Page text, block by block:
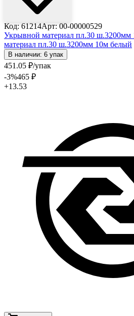
Код: 61214Арт: 00-00000529
Укрывной материал пл.30 ш.3200мм
материал пл.30 ш.3200мм 10м белый
В наличии: 6 упак
451 .05 ₽/упак
-3%465 ₽
+13.53